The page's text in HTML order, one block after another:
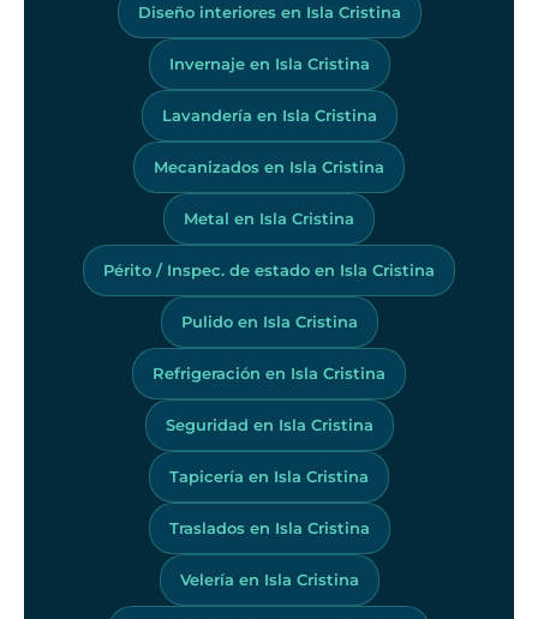
Diseño interiores en Isla Cristina
Invernaje en Isla Cristina
Lavandería en Isla Cristina
Mecanizados en Isla Cristina
Metal en Isla Cristina
Périto / Inspec. de estado en Isla Cristina
Pulido en Isla Cristina
Refrigeración en Isla Cristina
Seguridad en Isla Cristina
Tapicería en Isla Cristina
Traslados en Isla Cristina
Velería en Isla Cristina